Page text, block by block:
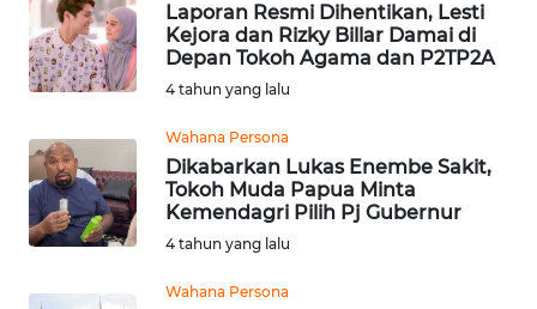
Laporan Resmi Dihentikan, Lesti
Kejora dan Rizky Billar Damai di
Depan Tokoh Agama dan P2TP2A
4 tahun yang lalu
Wahana Persona
Dikabarkan Lukas Enembe Sakit,
Tokoh Muda Papua Minta
Kemendagri Pilih Pj Gubernur
4 tahun yang lalu
Wahana Persona
WN
MALUKU
MALUT
WN
DAIRI
WN